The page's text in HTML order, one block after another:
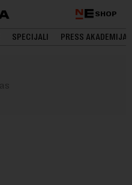
SHOP
SPECIJALI PRESS AKADEMIJA